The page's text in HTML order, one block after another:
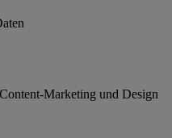
Marketing und Design